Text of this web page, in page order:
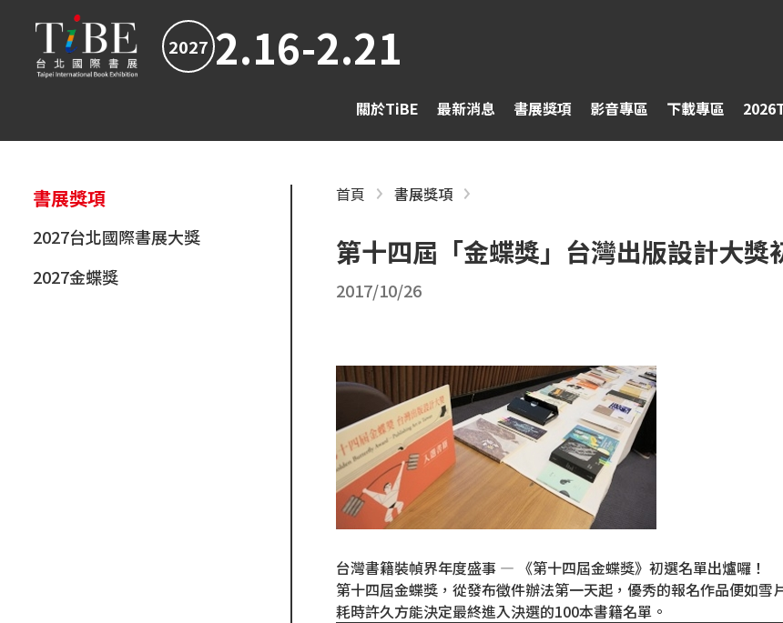
2027 2.16-2.21
關於TiBE 最新消息 書展獎項 影音專區 下載專區
書展獎項
2027台北國際書展大獎
2027金蝶獎
首頁 書展獎項
第十四屆「金蝶獎」台灣出版設計大獎
2017/10/26
台灣書籍裝幀界年度盛事 — 《第十四屆金蝶獎》初選名單出爐囉！
第十四屆金蝶獎，從發布徵件辦法第一天起，優秀的報名作品便如
耗時許久方能決定最終進入決選的100本書籍名單。